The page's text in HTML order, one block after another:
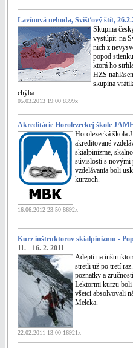
Lavínová nehoda, Svišťový štít,
Skupina
vystúpiť na
nich z
popod
ktorá ho
HZS
skupina
chýba.
05.03.2013 19:00 8399x
Akreditácie Horolezeckej škole
Horolezecká škola
akreditované
skialpinizme,
súvislosti s novými
vzdelávania boli
kurzoch.
16.06.2012 23:50 8692x
Kurz inštruktorov skialpinizmu -
11. - 16. 2. 2011
Adepti na
stretli už po tretí
poznatky a
Lektormi kurzu boli
všetci absolvovali
Meleka.
22.02.2011 13:00 16921x